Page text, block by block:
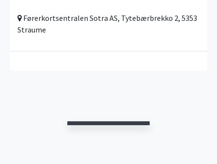
Førerkortsentralen Sotra AS, Tytebærbrekko 2, 5353
Straume